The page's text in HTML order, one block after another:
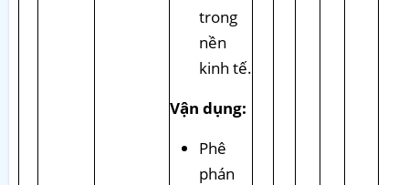
trong
nền
kinh tế.
Vận dụng:
Phê
phán